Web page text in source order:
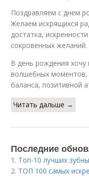
Поздравляем с днем
Желаем искрящихся
достатка,
сокровенных желаний.
В день рождения хочу
волшебных моментов,
баланса, позитивной
Читать дальше →
Последние
1. Топ-10 лучших
2. ТОП 100 самых